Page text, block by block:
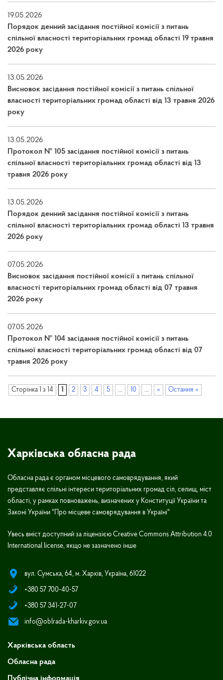
19.05.2026
Порядок денний засідання постійної комісії з питань
спільної власності територіальних громад області 19 травня
2026 року
13.05.2026
Висновок засідання постійної комісії з питань спільної
власності територіальних громад області від 13 травня 2026
року
13.05.2026
Протокол № 105 засідання постійної комісії з питань
спільної власності територіальних громад області від 13
травня 2026 року
13.05.2026
Порядок денний засідання постійної комісії з питань
спільної власності територіальних громад області 13 травня
2026 року
07.05.2026
Висновок засідання постійної комісії з питань спільної
власності територіальних громад області від 07 травня
2026 року
07.05.2026
Протокол № 104 засідання постійної комісії з питань
спільної власності територіальних громад області від 07
травня 2026 року
Сторінка 1 з 14 1 2 3 4 5 ... 10 ... » Остання »
Харківська обласна рада
Обласна рада є органом місцевого самоврядування, який
представляє спільні інтереси територіальних громад сіл, селищ, міст
області, у рамках повноважень, визначених у Конституції України та
Законі України "Про місцеве самоврядування в Україні"
Увесь вміст доступний за ліцензією Creative Commons Attribution 4.0
International license, якщо не зазначено інше
вул. Сумська, 64, м. Харків, Україна, 61022
+380 57 700-40-57
+380 57 341-27-07
info@oblrada-kharkiv.gov.ua
Харківська область
Обласна рада